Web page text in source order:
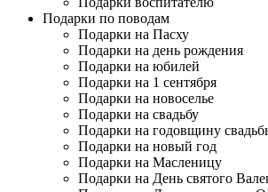
Подарки по поводам
Подарки на Пасху
Подарки на день рождения
Подарки на юбилей
Подарки на 1 сентября
Подарки на новоселье
Подарки на свадьбу
Подарки на годовщину
Подарки на новый год
Подарки на Масленицу
Подарки на День святого